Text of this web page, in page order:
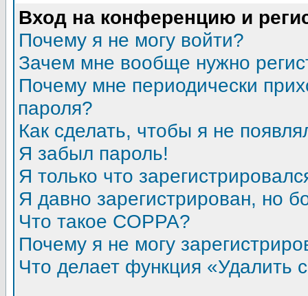
Вход на конференцию и
Почему я не могу войти?
Зачем мне вообще нужно
Почему мне периодически
пароля?
Как сделать, чтобы я не
Я забыл пароль!
Я только что
Я давно зарегистрирован, но
Что такое COPPA?
Почему я не могу
Что делает функция «Удалить